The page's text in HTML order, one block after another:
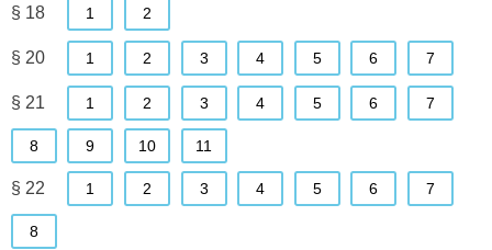
§ 18 1 2
§ 20 1 2 3 4 5 6 7
§ 21 1 2 3 4 5 6 7
8 9 10 11
§ 22 1 2 3 4 5 6 7
8